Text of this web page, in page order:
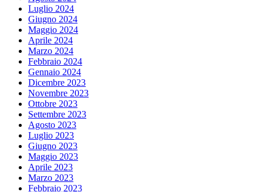
Luglio 2024
Giugno 2024
Maggio 2024
Aprile 2024
Marzo 2024
Febbraio 2024
Gennaio 2024
Dicembre 2023
Novembre 2023
Ottobre 2023
Settembre 2023
Agosto 2023
Luglio 2023
Giugno 2023
Maggio 2023
Aprile 2023
Marzo 2023
Febbraio 2023